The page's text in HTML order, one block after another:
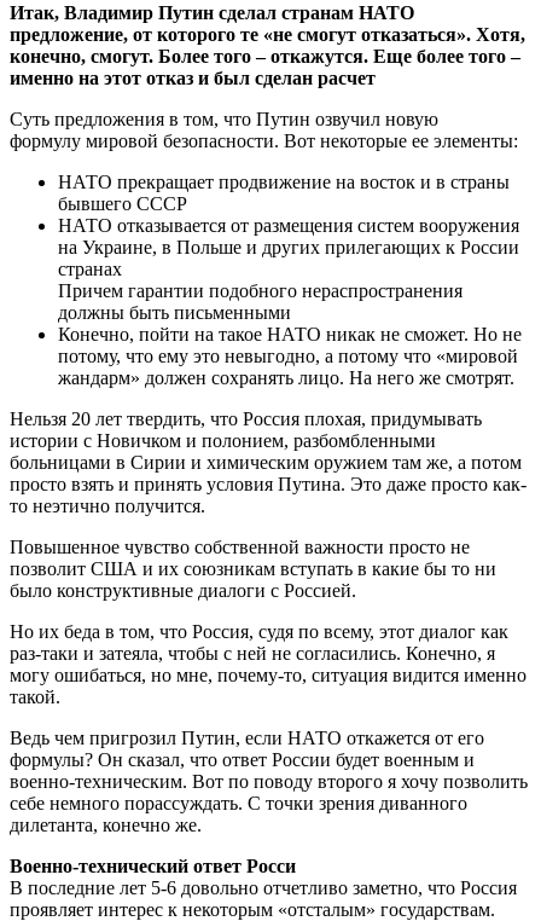
Итак, Владимир Путин сделал странам НАТО
предложение, от которого те «не смогут отказаться». Хотя,
конечно, смогут. Более того – откажутся. Еще более того –
именно на этот отказ и был сделан расчет
Суть предложения в том, что Путин озвучил новую
формулу мировой безопасности. Вот некоторые ее элементы:
НАТО прекращает продвижение на восток и в страны
бывшего СССР
НАТО отказывается от размещения систем вооружения
на Украине, в Польше и других прилегающих к России
странах
Причем гарантии подобного нераспространения
должны быть письменными
Конечно, пойти на такое НАТО никак не сможет. Но не
потому, что ему это невыгодно, а потому что «мировой
жандарм» должен сохранять лицо. На него же смотрят.
Нельзя 20 лет твердить, что Россия плохая, придумывать
истории с Новичком и полонием, разбомбленными
больницами в Сирии и химическим оружием там же, а потом
просто взять и принять условия Путина. Это даже просто как-
то неэтично получится.
Повышенное чувство собственной важности просто не
позволит США и их союзникам вступать в какие бы то ни
было конструктивные диалоги с Россией.
Но их беда в том, что Россия, судя по всему, этот диалог как
раз-таки и затеяла, чтобы с ней не согласились. Конечно, я
могу ошибаться, но мне, почему-то, ситуация видится именно
такой.
Ведь чем пригрозил Путин, если НАТО откажется от его
формулы? Он сказал, что ответ России будет военным и
военно-техническим. Вот по поводу второго я хочу позволить
себе немного порассуждать. С точки зрения диванного
дилетанта, конечно же.
Военно-технический ответ Росси
В последние лет 5-6 довольно отчетливо заметно, что Россия
проявляет интерес к некоторым «отсталым» государствам.